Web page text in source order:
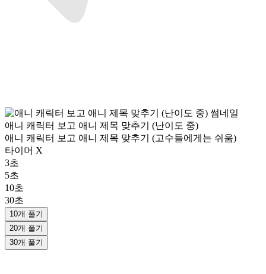
애니 캐릭터 보고 애니 제목 맞추기 (난이도 중)
애니 캐릭터 보고 애니 제목 맞추기 (고수들에게는 쉬움)
타이머 X
3초
5초
10초
30초
10개 풀기
20개 풀기
30개 풀기